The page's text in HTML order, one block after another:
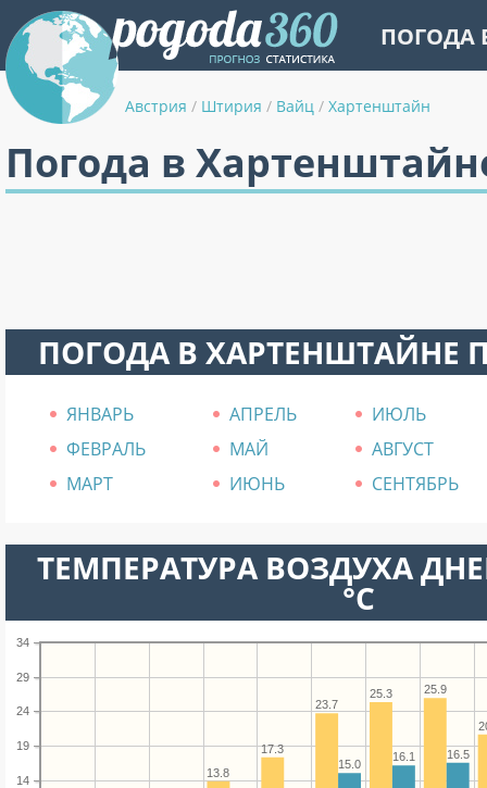
ПОГОДА
Австрия / Штирия / Вайц / Хартенштайн
Погода в
ПОГОДА В ХАРТЕНШТАЙНЕ
ЯНВАРЬ АПРЕЛЬ
ИЮЛЬ
ФЕВРАЛЬ
МАЙ
АВГУСТ
МАРТ
ИЮНЬ СЕНТЯБРЬ
ТЕМПЕРАТУРА ВОЗДУХА
°C
14
19
24
29
34
25.9
25.3
23.7
17.3
13.8
16.5
16.1
15.0